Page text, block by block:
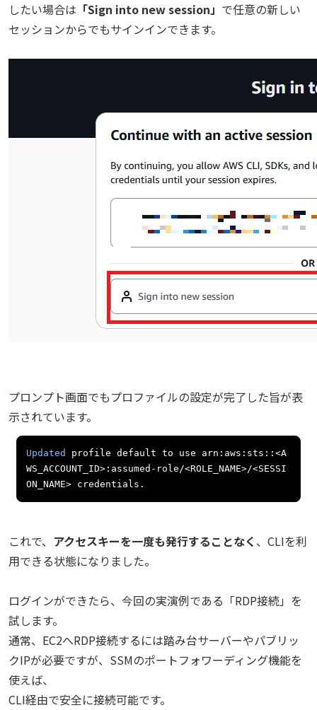
したい場合は 「Sign into new session」 で任意の新しい
セッションからでもサインインできます。
プロンプト画面でもプロファイルの設定が完了した旨が表
示されています。
Updated profile default to use arn : aws : sts ::<A
WS_ACCOUNT_ID>: assumed - role/<ROLE_NAME>/<SESSI
ON_NAME> credentials .
これで、 アクセスキーを一度も発行することなく 、CLIを利
用できる状態になりました。
ログインができたら、今回の実演例である「RDP接続」を
試します。
通常、EC2へRDP接続するには踏み台サーバーやパブリッ
クIPが必要ですが、SSMのポートフォワーディング機能を
使えば、
CLI経由で安全に接続可能です。